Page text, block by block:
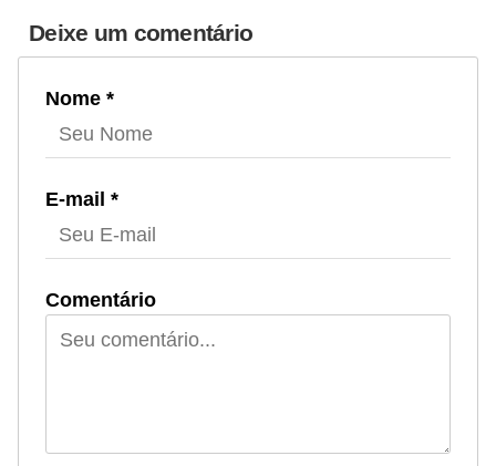
Deixe um comentário
Nome *
E-mail *
Comentário